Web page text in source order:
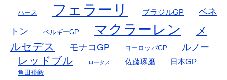
ハース フェラーリ ブラジルGP
ベネ
トン
ベルギーGP マクラーレン
メ
ルセデス
モナコGP ヨーロッパGP ルノー
レッドブル ロータス 佐藤琢磨 日本GP
角田裕毅